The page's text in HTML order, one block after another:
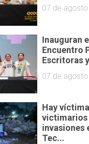
07 de
Inauguran
Encuentro
Escritoras
07 de
Hay
victimarios
invasiones
Tec...